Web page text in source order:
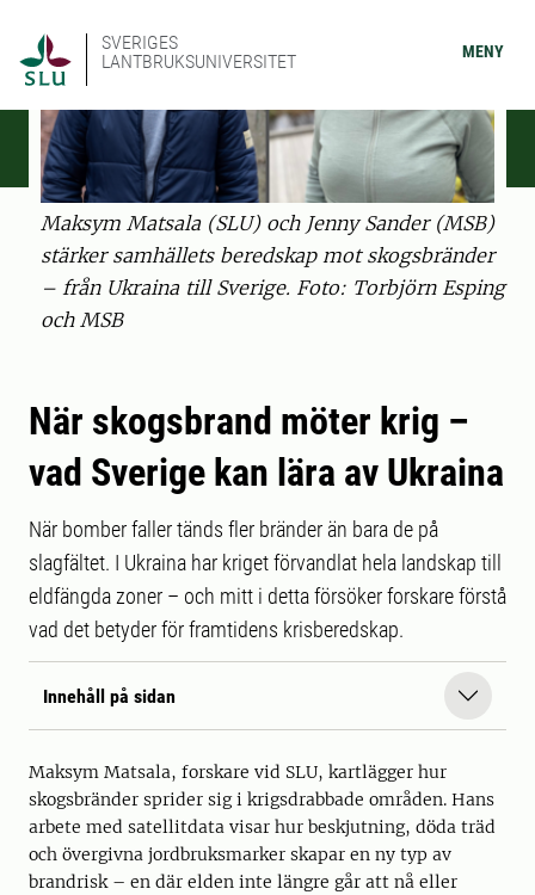
SVERIGES
LANTBRUKSUNIVERSITET
MENY
Maksym Matsala (SLU) och Jenny Sander (MSB)
stärker samhällets beredskap mot skogsbränder
– från Ukraina till Sverige. Foto: Torbjörn Esping
och MSB
När skogsbrand möter krig –
vad Sverige kan lära av Ukraina
När bomber faller tänds fler bränder än bara de på
slagfältet. I Ukraina har kriget förvandlat hela landskap till
eldfängda zoner – och mitt i detta försöker forskare förstå
vad det betyder för framtidens krisberedskap.
Innehåll på sidan
Maksym Matsala, forskare vid SLU, kartlägger hur
skogsbränder sprider sig i krigsdrabbade områden. Hans
arbete med satellitdata visar hur beskjutning, döda träd
och övergivna jordbruksmarker skapar en ny typ av
brandrisk – en där elden inte längre går att nå eller